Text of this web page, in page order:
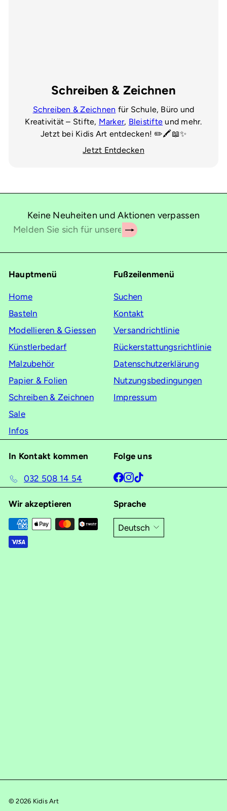
Schreiben & Zeichnen
Schreiben & Zeichnen für Schule, Büro und
Kreativität – Stifte, Marker, Bleistifte und mehr.
Jetzt bei Kidis Art entdecken! ✏️🖍️📖✨
Jetzt Entdecken
Keine Neuheiten und Aktionen verpassen
Abonnieren
Melden
sich
unsere
an
Hauptmenü
Home
Basteln
Modellieren & Giessen
Künstlerbedarf
Malzubehör
Papier & Folien
Schreiben & Zeichnen
Sale
Infos
Fußzeilenmenü
Suchen
Kontakt
Versandrichtlinie
Rückerstattungsrichtlinie
Datenschutzerklärung
Nutzungsbedingungen
Impressum
In Kontakt kommen
032 508 14 54
Folge uns
Facebook
Instagram
Wir akzeptieren Sprache
Deutsch
© 2026 Kidis Art